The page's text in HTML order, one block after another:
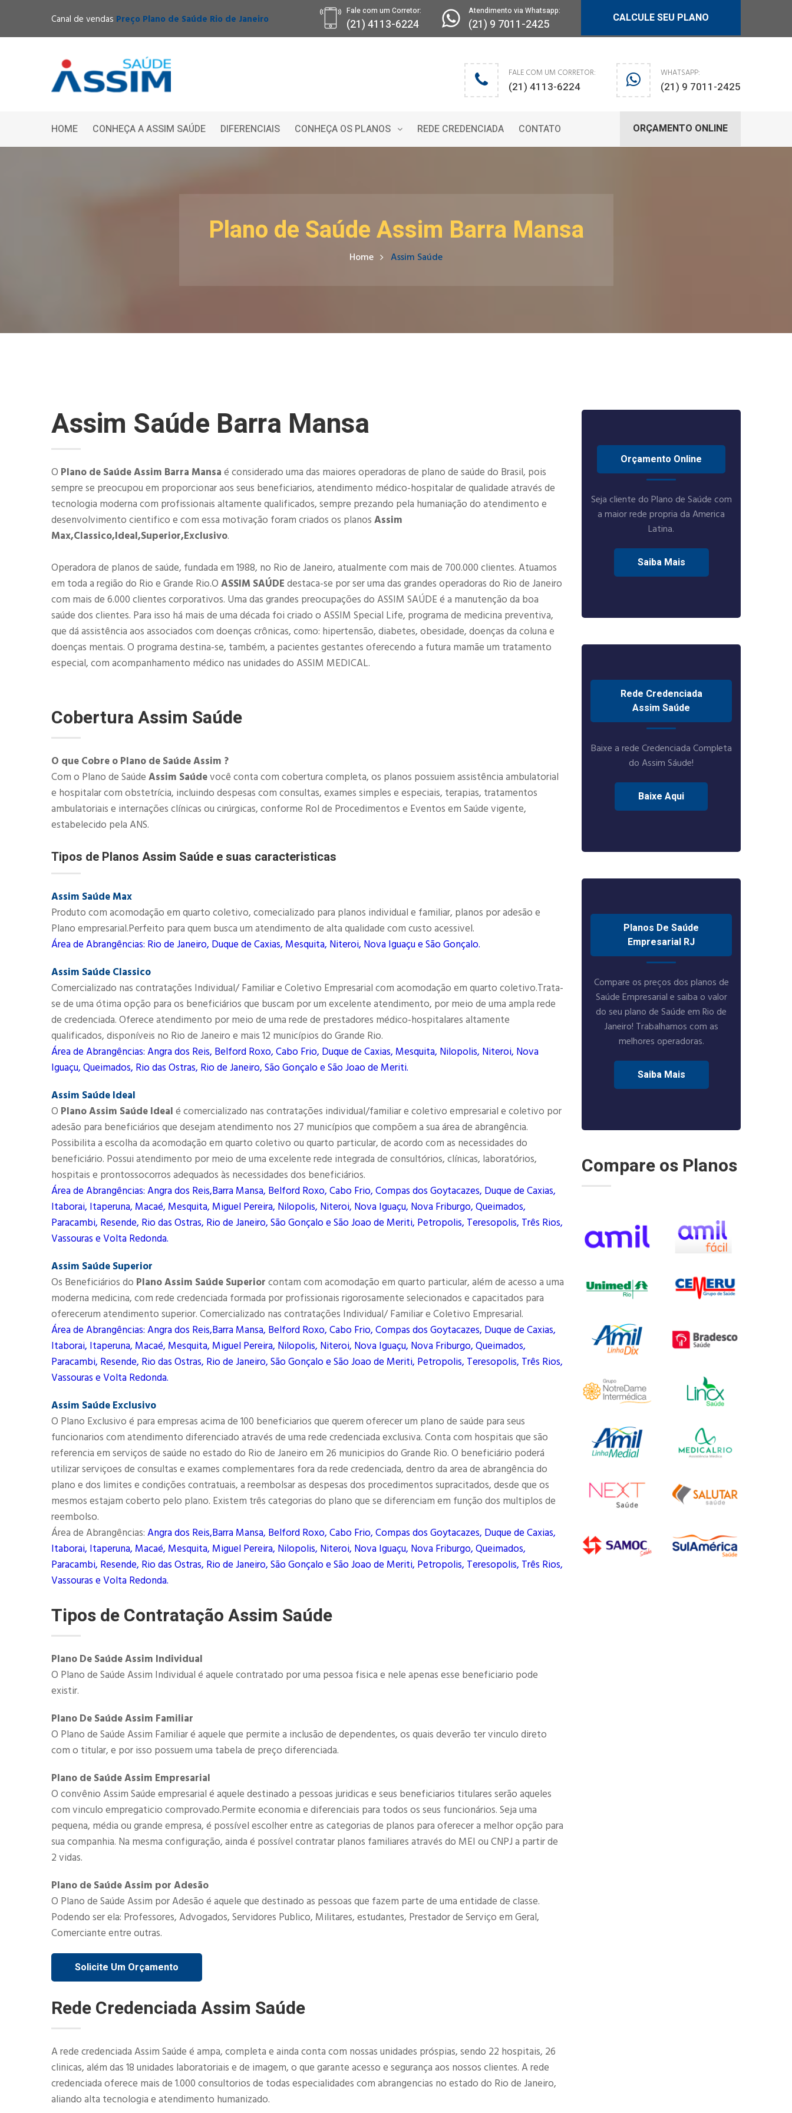
Canal de vendas Preço Plano de Saúde Rio de Janeiro
Fale com um Corretor:
(21) 4113-6224
Atendimento via Whatsapp:
(21) 9 7011-2425 CALCULE SEU PLANO
FALE COM UM CORRETOR:
(21) 4113-6224
WHATSAPP:
(21) 9 7011-2425
HOME CONHEÇA A ASSIM SAÚDE DIFERENCIAIS CONHEÇA OS PLANOS REDE CREDENCIADA CONTATO ORÇAMENTO ONLINE
Plano de Saúde Assim Barra Mansa
Home Assim Saúde
Assim Saúde Barra Mansa
O Plano de Saúde Assim Barra Mansa é considerado uma das maiores operadoras de plano de saúde do Brasil, pois
sempre se preocupou em proporcionar aos seus beneficiarios, atendimento médico-hospitalar de qualidade através de
tecnologia moderna com profissionais altamente qualificados, sempre prezando pela humaniação do atendimento e
desenvolvimento cientifico e com essa motivação foram criados os planos Assim
Max,Classico,Ideal,Superior,Exclusivo.
Operadora de planos de saúde, fundada em 1988, no Rio de Janeiro, atualmente com mais de 700.000 clientes. Atuamos
em toda a região do Rio e Grande Rio.O ASSIM SAÚDE destaca-se por ser uma das grandes operadoras do Rio de Janeiro
com mais de 6.000 clientes corporativos. Uma das grandes preocupações do ASSIM SAÚDE é a manutenção da boa
saúde dos clientes. Para isso há mais de uma década foi criado o ASSIM Special Life, programa de medicina preventiva,
que dá assistência aos associados com doenças crônicas, como: hipertensão, diabetes, obesidade, doenças da coluna e
doenças mentais. O programa destina-se, também, a pacientes gestantes oferecendo a futura mamãe um tratamento
especial, com acompanhamento médico nas unidades do ASSIM MEDICAL.
CoberturaAssim Saúde
O que Cobre o Plano de Saúde Assim ?
Com o Plano de Saúde Assim Saúdevocê conta com cobertura completa, os planos possuiem assistência ambulatorial
e hospitalar com obstetrícia, incluindo despesas com consultas, exames simples e especiais, terapias, tratamentos
ambulatoriais e internações clínicas ou cirúrgicas, conforme Rol de Procedimentos e Eventos em Saúde vigente,
estabelecido pela ANS.​
Tipos de Planos Assim Saúde e suas caracteristicas
Assim Saúde Max
Produto com acomodação em quarto coletivo, comecializado para planos individual e familiar, planos por adesão e
Plano empresarial.Perfeito para quem busca um atendimento de alta qualidade com custo acessivel.
Área de Abrangências: Rio de Janeiro, Duque de Caxias, Mesquita, Niteroi, Nova Iguaçu e São Gonçalo.
Assim Saúde Classico
Comercializado nas contratações Individual/ Familiar e Coletivo Empresarial com acomodação em quarto coletivo.Trata-
se de uma ótima opção para os beneficiários que buscam por um excelente atendimento, por meio de uma ampla rede
de credenciada. Oferece atendimento por meio de uma rede de prestadores médico-hospitalares altamente
qualificados, disponíveis no Rio de Janeiro e mais 12 municípios do Grande Rio.
Área de Abrangências: Angra dos Reis, Belford Roxo, Cabo Frio, Duque de Caxias, Mesquita, Nilopolis, Niteroi, Nova
Iguaçu, Queimados, Rio das Ostras, Rio de Janeiro, São Gonçalo e São Joao de Meriti.
Assim Saúde Ideal
O Plano Assim Saúde Ideal é comercializado nas contratações individual/familiar e coletivo empresarial e coletivo por
adesão para beneficiários que desejam atendimento nos 27 municípios que compõem a sua área de abrangência.
Possibilita a escolha da acomodação em quarto coletivo ou quarto particular, de acordo com as necessidades do
beneficiário. Possui atendimento por meio de uma excelente rede integrada de consultórios, clínicas, laboratórios,
hospitais e prontossocorros adequados às necessidades dos beneficiários.
Área de Abrangências: Angra dos Reis,Barra Mansa, Belford Roxo, Cabo Frio, Compas dos Goytacazes, Duque de Caxias,
Itaborai, Itaperuna, Macaé, Mesquita, Miguel Pereira, Nilopolis, Niteroi, Nova Iguaçu, Nova Friburgo, Queimados,
Paracambi, Resende, Rio das Ostras, Rio de Janeiro, São Gonçalo e São Joao de Meriti, Petropolis, Teresopolis, Três Rios,
Vassouras e Volta Redonda.
Assim Saúde Superior
Os Beneficiários do Plano Assim Saúde Superior contam com acomodação em quarto particular, além de acesso a uma
moderna medicina, com rede credenciada formada por profissionais rigorosamente selecionados e capacitados para
oferecerum atendimento superior. Comercializado nas contratações Individual/ Familiar e Coletivo Empresarial.
Área de Abrangências: Angra dos Reis,Barra Mansa, Belford Roxo, Cabo Frio, Compas dos Goytacazes, Duque de Caxias,
Itaborai, Itaperuna, Macaé, Mesquita, Miguel Pereira, Nilopolis, Niteroi, Nova Iguaçu, Nova Friburgo, Queimados,
Paracambi, Resende, Rio das Ostras, Rio de Janeiro, São Gonçalo e São Joao de Meriti, Petropolis, Teresopolis, Três Rios,
Vassouras e Volta Redonda.
Assim Saúde Exclusivo
O Plano Exclusivo é para empresas acima de 100 beneficiarios que querem oferecer um plano de saúde para seus
funcionarios com atendimento diferenciado através de uma rede credenciada exclusiva. Conta com hospitais que são
referencia em serviços de saúde no estado do Rio de Janeiro em 26 municipios do Grande Rio. O beneficiário poderá
utilizar serviçoes de consultas e exames complementares fora da rede credenciada, dentro da area de abrangência do
plano e dos limites e condições contratuais, a reembolsar as despesas dos procedimentos supracitados, desde que os
mesmos estajam coberto pelo plano. Existem três categorias do plano que se diferenciam em função dos multiplos de
reembolso.
Área de Abrangências: Angra dos Reis,Barra Mansa, Belford Roxo, Cabo Frio, Compas dos Goytacazes, Duque de Caxias,
Itaborai, Itaperuna, Macaé, Mesquita, Miguel Pereira, Nilopolis, Niteroi, Nova Iguaçu, Nova Friburgo, Queimados,
Paracambi, Resende, Rio das Ostras, Rio de Janeiro, São Gonçalo e São Joao de Meriti, Petropolis, Teresopolis, Três Rios,
Vassouras e Volta Redonda.
Tipos de Contratação Assim Saúde
Plano De Saúde Assim Individual
O Plano de Saúde Assim Individual é aquele contratado por uma pessoa fisica e nele apenas esse beneficiario pode
existir.
Plano De Saúde Assim Familiar
O Plano de Saúde Assim Familiar é aquele que permite a inclusão de dependentes, os quais deverão ter vinculo direto
com o titular, e por isso possuem uma tabela de preço diferenciada.
Plano de Saúde Assim Empresarial
O convênio Assim Saúde empresarial é aquele destinado a pessoas juridicas e seus beneficiarios titulares serão aqueles
com vinculo empregaticio comprovado.Permite economia e diferenciais para todos os seus funcionários. Seja uma
pequena, média ou grande empresa, é possível escolher entre as categorias de planos para oferecer a melhor opção para
sua companhia. Na mesma configuração, ainda é possível contratar planos familiares através do MEI ou CNPJ a partir de
2 vidas.​
Plano de Saúde Assim por Adesão
O Plano de Saúde Assim por Adesão é aquele que destinado as pessoas que fazem parte de uma entidade de classe.
Podendo ser ela: Professores, Advogados, Servidores Publico, Militares, estudantes, Prestador de Serviço em Geral,
Comerciante entre outras.
Solicite Um Orçamento
Rede Credenciada Assim Saúde
A rede credenciada Assim Saúde é ampa, completa e ainda conta com nossas unidades próspias, sendo 22 hospitais, 26
clinicas, além das 18 unidades laboratoriais e de imagem, o que garante acesso e segurança aos nossos clientes. A rede
credenciada oferece mais de 1.000 consultorios de todas especialidades com abrangencias no estado do Rio de Janeiro,
aliando alta tecnologia e atendimento humanizado.
Orçamento Online
Seja cliente do Plano de Saúde com
a maior rede propria da America
Latina.
Saiba Mais
Rede Credenciada
Assim Saúde
Baixe a rede Credenciada Completa
do Assim Sáude!
Baixe Aqui
Planos De Saúde
Empresarial RJ
Compare os preços dos planos de
Saúde Empresarial e saiba o valor
do seu plano de Saúde em Rio de
Janeiro! Trabalhamos com as
melhores operadoras.
Saiba Mais
Compare os Planos